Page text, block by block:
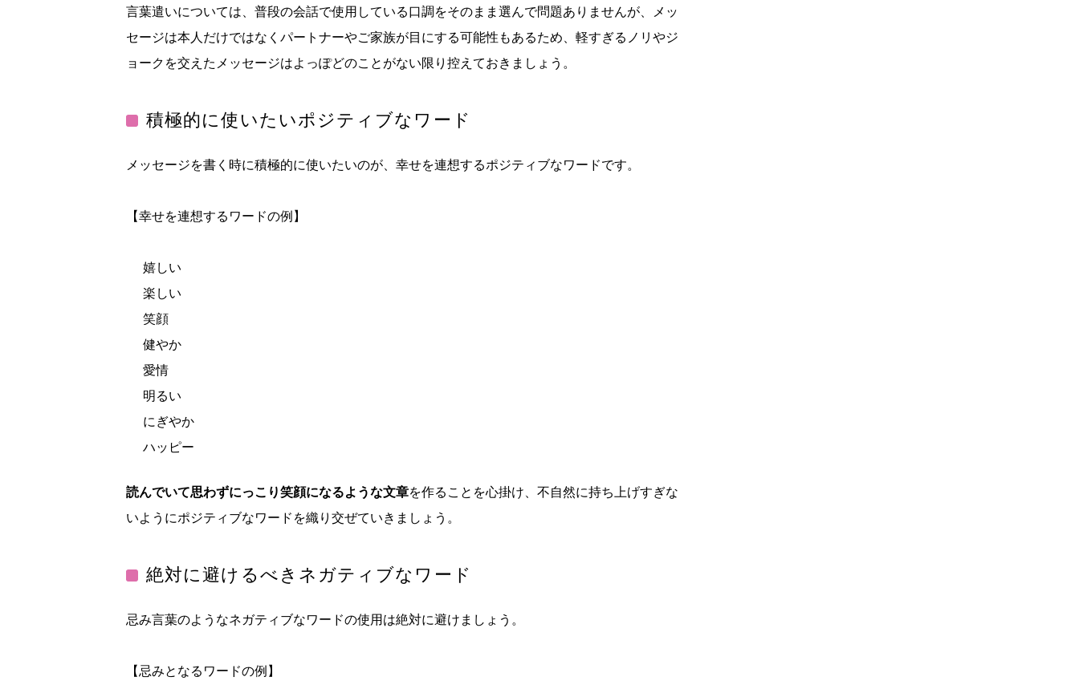
言葉遣いについては、普段の会話で使用している口調をそのまま選んで問題ありませんが、メッ
セージは本人だけではなくパートナーやご家族が目にする可能性もあるため、軽すぎるノリやジ
ョークを交えたメッセージはよっぽどのことがない限り控えておきましょう。
積極的に使いたいポジティブなワード
メッセージを書く時に積極的に使いたいのが、幸せを連想するポジティブなワードです。
【幸せを連想するワードの例】
嬉しい
楽しい
笑顔
健やか
愛情
明るい
にぎやか
ハッピー
読んでいて思わずにっこり笑顔になるような文章を作ることを心掛け、不自然に持ち上げすぎな
いようにポジティブなワードを織り交ぜていきましょう。
絶対に避けるべきネガティブなワード
忌み言葉のようなネガティブなワードの使用は絶対に避けましょう。
【忌みとなるワードの例】